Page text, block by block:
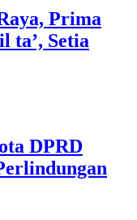
Prima
ta’, Setia
DPRD